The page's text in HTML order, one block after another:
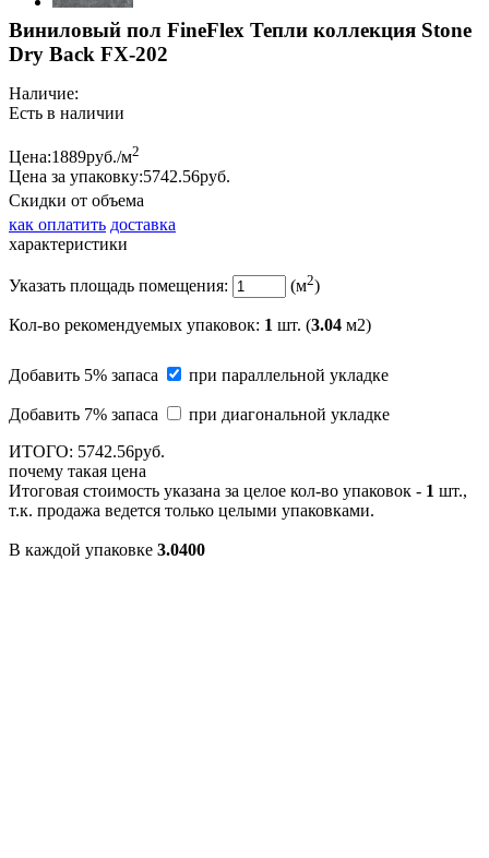
Виниловый пол FineFlex Тепли коллекция Stone
Dry Back FX-202
Наличие:
Есть в наличии
Цена:1889руб./м2
Цена за упаковку:5742.56руб.
Скидки от объема
как оплатить доставка
характеристики
Указать площадь помещения: (м2)
Кол-во рекомендуемых упаковок: 1 шт. (3.04 м2)
Добавить 5% запаса при параллельной укладке
Добавить 7% запаса
при диагональной укладке
ИТОГО: 5742.56руб.
почему такая цена
Итоговая стоимость указана за целое кол-во упаковок - 1 шт.,
т.к. продажа ведется только целыми упаковками.
В каждой упаковке 3.0400